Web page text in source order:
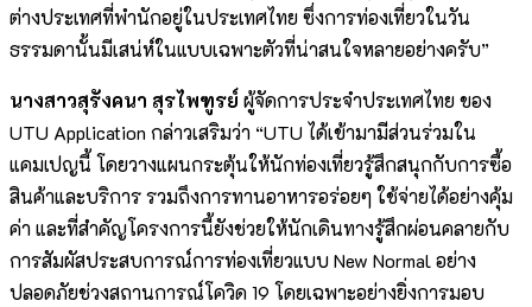
ต่างประเทศที่พำนักอยู่ในประเทศไทย ซึ่งการท่องเที่ยวในวัน
ธรรมดานั้นมีเสน่ห์ในแบบเฉพาะตัวที่น่าสนใจหลายอย่างครับ”
นางสาวสุรังคนา สุรไพฑูรย์ ผู้จัดการประจำประเทศไทย ของ
UTU Application กล่าวเสริมว่า “UTU ได้เข้ามามีส่วนร่วมใน
แคมเปญนี้ โดยวางแผนกระตุ้นให้นักท่องเที่ยวรู้สึกสนุกกับการซื้อ
สินค้าและบริการ รวมถึงการทานอาหารอร่อยๆ ใช้จ่ายได้อย่างคุ้ม
ค่า และที่สำคัญโครงการนี้ยังช่วยให้นักเดินทางรู้สึกผ่อนคลายกับ
การสัมผัสประสบการณ์การท่องเที่ยวแบบ New Normal อย่าง
ปลอดภัยช่วงสถานการณ์โควิด 19 โดยเฉพาะอย่างยิ่งการมอบ